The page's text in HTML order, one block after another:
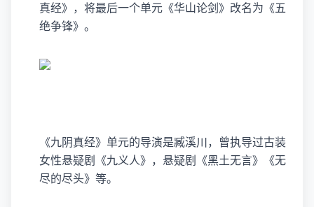
真经》，将最后一个单元《华山论剑》改名为《五
绝争锋》。
《九阴真经》单元的导演是臧溪川，曾执导过古装
女性悬疑剧《九义人》，悬疑剧《黑土无言》《无
尽的尽头》等。